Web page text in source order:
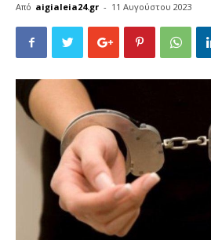
Από aigialeia24.gr - 11 Αυγούστου 2023